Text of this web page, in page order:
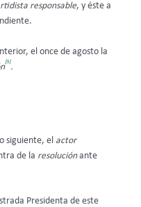
responsable, y éste a
el once de agosto la
[5]
.
siguiente, el actor
de la resoluciónante
Presidenta de este